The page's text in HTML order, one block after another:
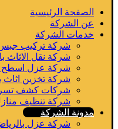
الصفحة الرئيسية
عن الشركة
خدمات الشركة
شركة تركيب جبس
شركة نقل الاثاث
شركة عزل اسطح
شركة تخزين اثاث
شركات كشف
شركة تنظيف
مدونة الشركة
شركة عزل